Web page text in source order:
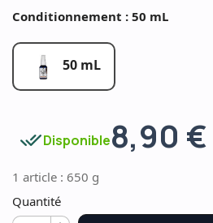
Conditionnement : 50 mL
50 mL
done_allDisponible8,90 €
1 article : 650 g
Quantité